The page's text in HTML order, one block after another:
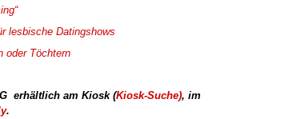
lesbische Datingshows
oder Töchtern
erhältlich am Kiosk (Kiosk-Suche), im
.